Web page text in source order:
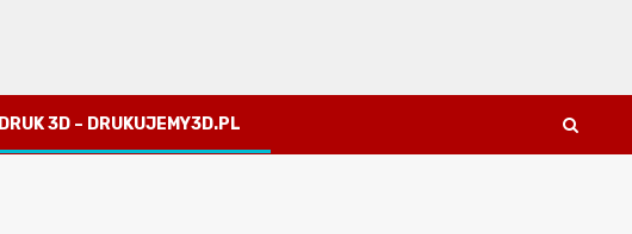
DRUK 3D – DRUKUJEMY3D.PL